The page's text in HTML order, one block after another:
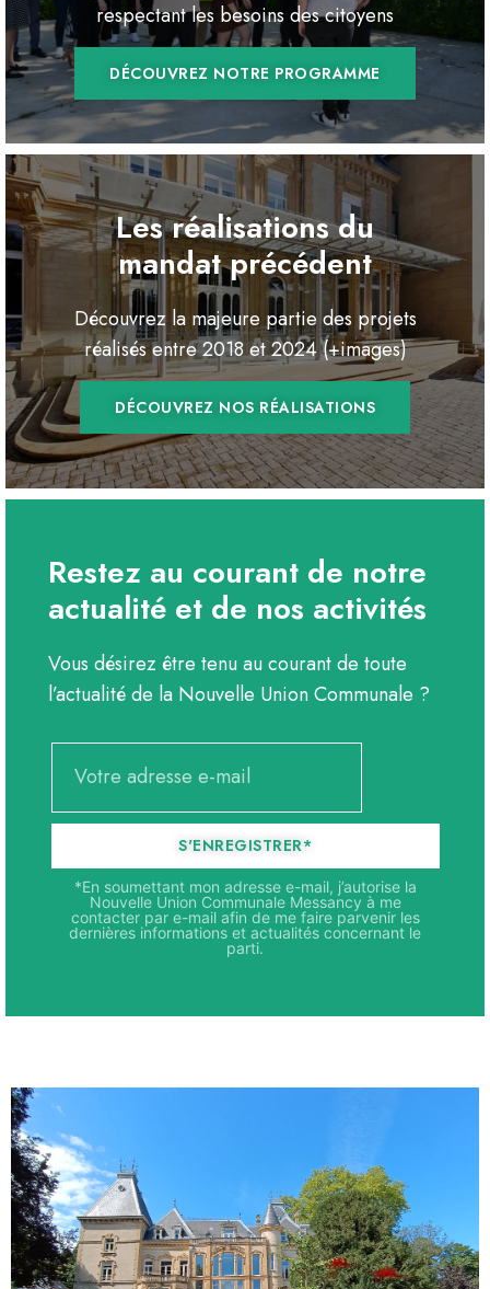
respectant les besoins des citoyens
DÉCOUVREZ NOTRE PROGRAMME
Les réalisations du
mandat précédent
Découvrez la majeure partie des projets
réalisés entre 2018 et 2024 (+images)
DÉCOUVREZ NOS RÉALISATIONS
Restez au courant de notre
actualité et de nos activités
Vous désirez être tenu au courant de toute
l’actualité de la Nouvelle Union Communale ?
S'ENREGISTRER*
*En soumettant mon adresse e-mail, j’autorise la
Nouvelle Union Communale Messancy à me
contacter par e-mail afin de me faire parvenir les
dernières informations et actualités concernant le
parti.